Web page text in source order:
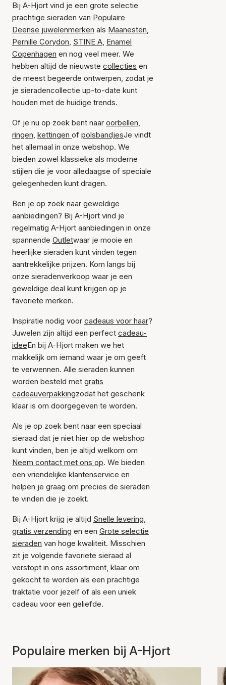
Bij A-Hjort vind je een grote selectie
prachtige sieraden van Populaire
Deense juwelenmerken als Maanesten,
Pernille Corydon, STINE A, Enamel
Copenhagen en nog veel meer. We
hebben altijd de nieuwste collecties en
de meest begeerde ontwerpen, zodat je
je sieradencollectie up-to-date kunt
houden met de huidige trends.
Of je nu op zoek bent naar oorbellen,
ringen, kettingen of polsbandjesJe vindt
het allemaal in onze webshop. We
bieden zowel klassieke als moderne
stijlen die je voor alledaagse of speciale
gelegenheden kunt dragen.
Ben je op zoek naar geweldige
aanbiedingen? Bij A-Hjort vind je
regelmatig A-Hjort aanbiedingen in onze
spannende Outletwaar je mooie en
heerlijke sieraden kunt vinden tegen
aantrekkelijke prijzen. Kom langs bij
onze sieradenverkoop waar je een
geweldige deal kunt krijgen op je
favoriete merken.
Inspiratie nodig voor cadeaus voor haar?
Juwelen zijn altijd een perfect cadeau-
ideeEn bij A-Hjort maken we het
makkelijk om iemand waar je om geeft
te verwennen. Alle sieraden kunnen
worden besteld met gratis
cadeauverpakkingzodat het geschenk
klaar is om doorgegeven te worden.
Als je op zoek bent naar een speciaal
sieraad dat je niet hier op de webshop
kunt vinden, ben je altijd welkom om
Neem contact met ons op. We bieden
een vriendelijke klantenservice en
helpen je graag om precies de sieraden
te vinden die je zoekt.
Bij A-Hjort krijg je altijd Snelle levering,
gratis verzending en een Grote selectie
sieraden van hoge kwaliteit. Misschien
zit je volgende favoriete sieraad al
verstopt in ons assortiment, klaar om
gekocht te worden als een prachtige
traktatie voor jezelf of als een uniek
cadeau voor een geliefde.
Populaire merken bij A-Hjort